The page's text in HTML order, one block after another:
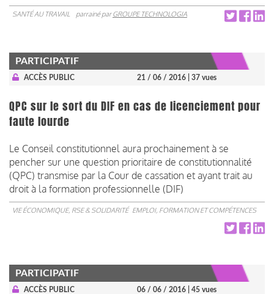
SANTÉ AU TRAVAIL parrainé parGROUPE TECHNOLOGIA
PARTICIPATIF
ACCÈS PUBLIC 21 / 06 / 2016 | 37 vues
QPC sur le sort du DIF en cas de licenciement pour
faute lourde
Le Conseil constitutionnel aura prochainement à se
pencher sur une question prioritaire de constitutionnalité
(QPC) transmise par la Cour de cassation et ayant trait au
droit à la formation professionnelle (DIF)
VIE ÉCONOMIQUE, RSE & SOLIDARITÉ EMPLOI, FORMATION ET COMPÉTENCES
PARTICIPATIF
ACCÈS PUBLIC 06 / 06 / 2016 | 45 vues